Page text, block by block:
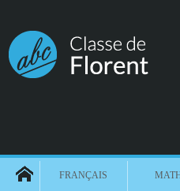
FRANÇAIS